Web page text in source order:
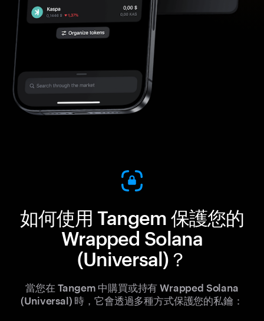
如何使用 Tangem 保護您的
Wrapped Solana
(Universal)？
當您在 Tangem 中購買或持有 Wrapped Solana
(Universal) 時，它會透過多種方式保護您的私鑰：